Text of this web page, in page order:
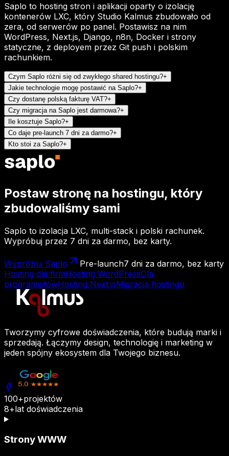
Saplo to hosting stron i aplikacji oparty o izolację
kontenerów LXC, który Studio Kalmus zbudowało od
zera, od serwerów po panel. Postawisz na nim
WordPress, Next.js, Django, n8n, Docker i strony
statyczne, z deployem przez Git push i polskim
rachunkiem.
Czym Saplo różni się od zwykłego shared hostingu?+
Jakie technologie mogę postawić na Saplo?+
Czy dostanę polską fakturę VAT?+
Czy migracja na Saplo jest darmowa?+
Ile kosztuje Saplo?+
Co daje pre-launch 7 dni za darmo?+
Kto stoi za Saplo?+
Postaw stronę na hostingu, który
zbudowaliśmy sami
Saplo to izolacja LXC, multi-stack i polski rachunek.
Wypróbuj przez 7 dni za darmo, bez karty.
Wypróbuj Saplo Pre-launch7 dni za darmo, bez karty
Hosting dla firmHosting WordPressDla
programistówHosting Next.jsMigracja hostingu
Tworzymy cyfrowe doświadczenia, które budują marki i
sprzedają. Łączymy design, technologię i marketing w
jeden spójny ekosystem dla Twojego biznesu.
100+projektów
8+lat doświadczenia
Strony WWW